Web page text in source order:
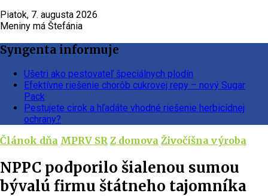
Piatok, 7. augusta 2026
Meniny má Štefánia
Syngenta informuje
Ušetri ako pestovateľ špeciálnych plodín
Efektívne riešenie chorôb cukrovej repy – nový Sugar
Pack
Pestujete cirok a hľadáte vhodné riešenie herbicídnej
ochrany?
Článok dňa MPRV SR Z domova Živočíšna výroba
NPPC podporilo šialenou sumou
bývalú firmu štátneho tajomníka